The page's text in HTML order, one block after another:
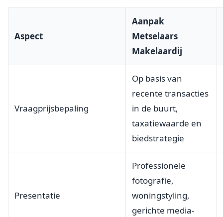
Aspect
Aanpak
Metselaars
Makelaardij
Vraagprijsbepaling
Op basis van
recente transacties
in de buurt,
taxatiewaarde en
biedstrategie
Presentatie
Professionele
fotografie,
woningstyling,
gerichte media-